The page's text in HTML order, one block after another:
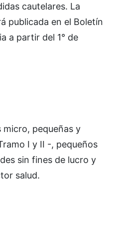
cautelares. La
publicada en el Boletín
a partir del 1° de
micro, pequeñas y
I y II -, pequeños
sin fines de lucro y
salud.